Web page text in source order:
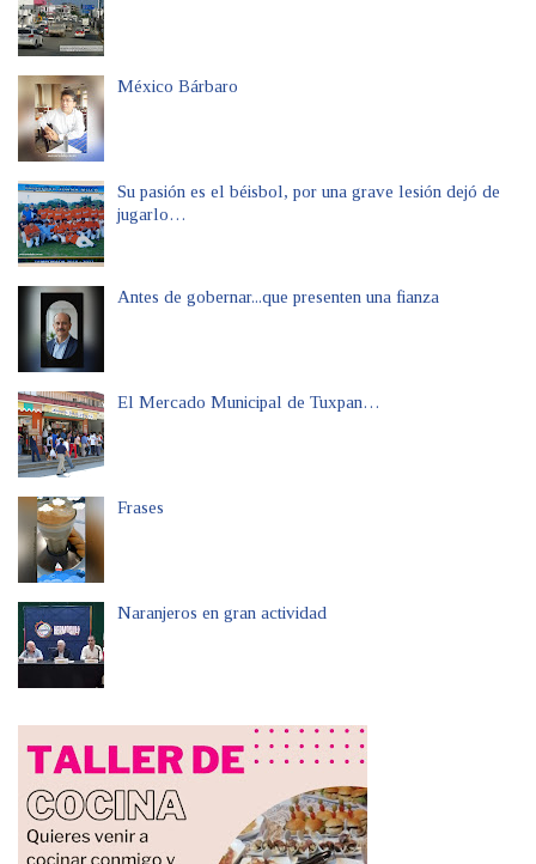
México Bárbaro
Su pasión es el béisbol, por una grave lesión dejó de
jugarlo…
Antes de gobernar...que presenten una fianza
El Mercado Municipal de Tuxpan…
Frases
Naranjeros en gran actividad